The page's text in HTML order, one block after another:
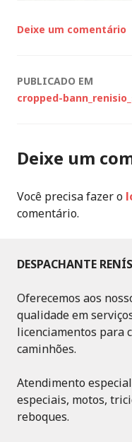
e
5
/
2
1
7
a
q
u
s
a
Deixe um comentário
Navegação
Posts
PUBLICADO EM
cropped-
Deixe um
Você precisa fazer o
comentário.
DESPACHANTE
Oferecemos aos
qualidade em
licenciamentos para
caminhões.
Atendimento
especiais, motos,
reboques.